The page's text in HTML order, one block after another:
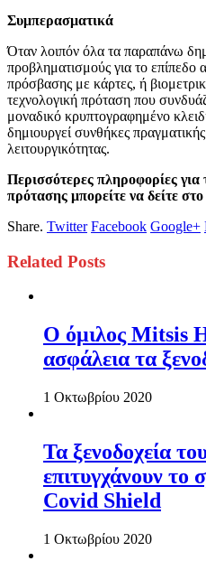
Συμπερασματικά
Όταν λοιπόν όλα τα παραπάνω
προβληματισμούς για το
πρόσβασης με κάρτες, ή
τεχνολογική πρόταση που
μοναδικό κρυπτογραφημένο
δημιουργεί συνθήκες
λειτουργικότητας.
Περισσότερες πληροφορίες για
πρότασης μπορείτε να δείτε στο
Share. Twitter Facebook Google+
Related Posts
Ο όμιλος Mitsis
ασφάλεια τα
1 Οκτωβρίου 2020
Τα ξενοδοχεία
επιτυγχάνουν το
Covid Shield
1 Οκτωβρίου 2020